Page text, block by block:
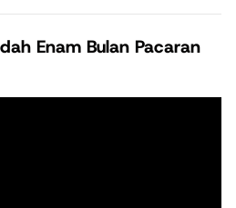
Enam Bulan Pacaran